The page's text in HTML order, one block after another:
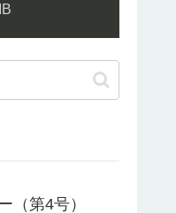
（第4号）